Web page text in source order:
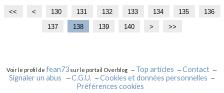
<< <
1
0
1
1
1
2
130 131 132 133 134 135
136
137
138 139 140
1
1
1
1
1
2
> >>
Voir le profil defean73 sur le portail Overblog Top articles
Contact
Signaler un abus
C.G.U.
Cookies et données personnelles
Préférences cookies